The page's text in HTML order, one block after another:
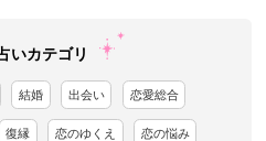
いカテゴリ
結婚 出会い 恋愛総合
復縁 恋のゆくえ 恋の悩み